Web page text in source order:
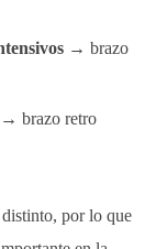
→ brazo
→ brazo retro
distinto, por lo que